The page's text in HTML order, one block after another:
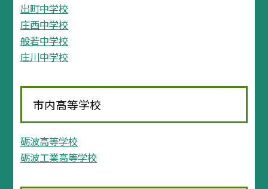
出町中学校
庄西中学校
般若中学校
庄川中学校
市内高等学校
砺波高等学校
砺波工業高等学校